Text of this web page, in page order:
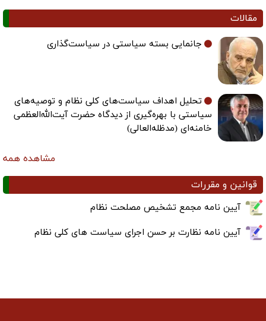
مقالات
جانمایی بسته سیاستی در سیاست‌گذاری
تحلیل اهداف سیاست‌های کلی نظام و توصیه‌های
سیاستی با بهره‌گیری از دیدگاه حضرت آیت‌الله‌العظمی
خامنه‌ای (مدظله‌العالی)
مشاهده همه
قوانین و مقررات
آیین نامه مجمع تشخیص مصلحت نظام
آیین نامه نظارت بر حسن اجرای سیاست های کلی نظام